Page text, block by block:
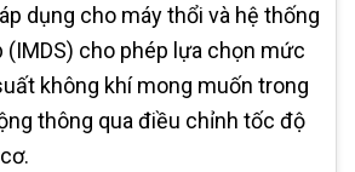
dụng cho máy thổi và hệ thống
cho phép lựa chọn mức
không khí mong muốn trong
thông qua điều chỉnh tốc độ